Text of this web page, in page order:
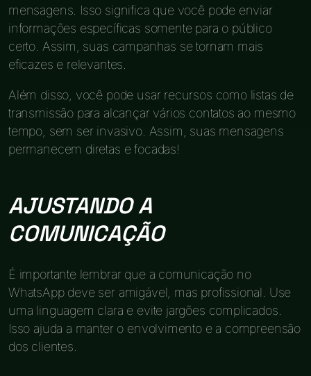
mensagens. Isso significa que você pode enviar
informações específicas somente para o público
certo. Assim, suas campanhas se tornam mais
eficazes e relevantes.
Além disso, você pode usar recursos como listas de
transmissão para alcançar vários contatos ao mesmo
tempo, sem ser invasivo. Assim, suas mensagens
permanecem diretas e focadas!
AJUSTANDO A
COMUNICAÇÃO
É importante lembrar que a comunicação no
WhatsApp deve ser amigável, mas profissional. Use
uma linguagem clara e evite jargões complicados.
Isso ajuda a manter o envolvimento e a compreensão
dos clientes.